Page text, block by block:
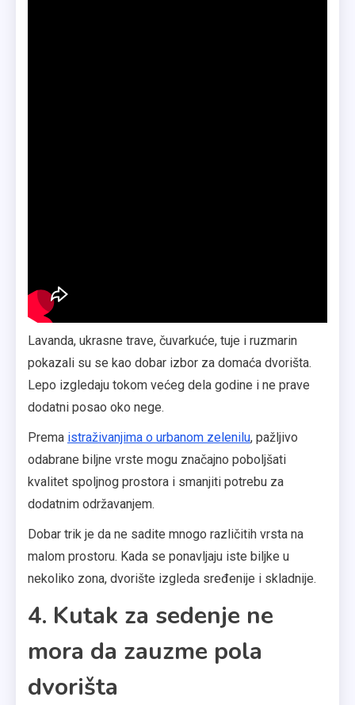
Lavanda, ukrasne trave, čuvarkuće, tuje i ruzmarin
pokazali su se kao dobar izbor za domaća dvorišta.
Lepo izgledaju tokom većeg dela godine i ne prave
dodatni posao oko nege.
Prema istraživanjima o urbanom zelenilu, pažljivo
odabrane biljne vrste mogu značajno poboljšati
kvalitet spoljnog prostora i smanjiti potrebu za
dodatnim održavanjem.
Dobar trik je da ne sadite mnogo različitih vrsta na
malom prostoru. Kada se ponavljaju iste biljke u
nekoliko zona, dvorište izgleda sređenije i skladnije.
4. Kutak za sedenje ne
mora da zauzme pola
dvorišta